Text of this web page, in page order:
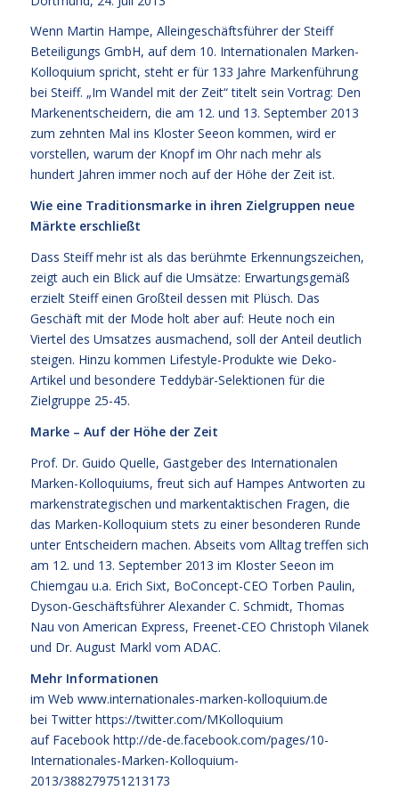
Wenn Martin Hampe, Alleingeschäftsführer der Steiff
Beteiligungs GmbH, auf dem 10. Internationalen Marken-
Kolloquium spricht, steht er für 133 Jahre Markenführung
bei Steiff. „Im Wandel mit der Zeit“ titelt sein Vortrag: Den
Markenentscheidern, die am 12. und 13. September 2013
zum zehnten Mal ins Kloster Seeon kommen, wird er
vorstellen, warum der Knopf im Ohr nach mehr als
hundert Jahren immer noch auf der Höhe der Zeit ist.
Wie eine Traditionsmarke in ihren Zielgruppen neue
Märkte erschließt
Dass Steiff mehr ist als das berühmte Erkennungszeichen,
zeigt auch ein Blick auf die Umsätze: Erwartungsgemäß
erzielt Steiff einen Großteil dessen mit Plüsch. Das
Geschäft mit der Mode holt aber auf: Heute noch ein
Viertel des Umsatzes ausmachend, soll der Anteil deutlich
steigen. Hinzu kommen Lifestyle-Produkte wie Deko-
Artikel und besondere Teddybär-Selektionen für die
Zielgruppe 25-45.
Marke – Auf der Höhe der Zeit
Prof. Dr. Guido Quelle, Gastgeber des Internationalen
Marken-Kolloquiums, freut sich auf Hampes Antworten zu
markenstrategischen und markentaktischen Fragen, die
das Marken-Kolloquium stets zu einer besonderen Runde
unter Entscheidern machen. Abseits vom Alltag treffen sich
am 12. und 13. September 2013 im Kloster Seeon im
Chiemgau u.a. Erich Sixt, BoConcept-CEO Torben Paulin,
Dyson-Geschäftsführer Alexander C. Schmidt, Thomas
Nau von American Express, Freenet-CEO Christoph Vilanek
und Dr. August Markl vom ADAC.
Mehr Informationen
im Web www.internationales-marken-kolloquium.de
bei Twitter https://twitter.com/MKolloquium
auf Facebook http://de-de.facebook.com/pages/10-
Internationales-Marken-Kolloquium-
2013/388279751213173